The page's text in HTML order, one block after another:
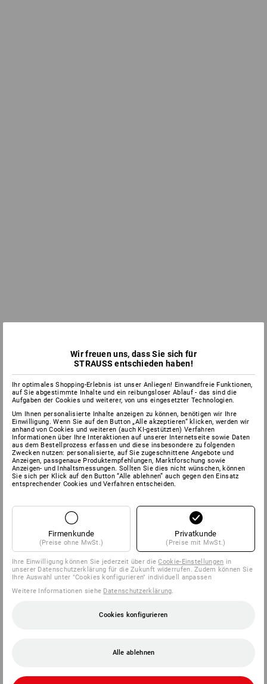
Wir freuen uns, dass Sie sich für
STRAUSS entschieden haben!
Ihr optimales Shopping-Erlebnis ist unser Anliegen! Einwandfreie Funktionen,
auf Sie abgestimmte Inhalte und ein reibungsloser Ablauf - das sind die
Aufgaben der Cookies und weiterer, von uns eingesetzter Technologien.
Um Ihnen personalisierte Inhalte anzeigen zu können, benötigen wir Ihre
Einwilligung. Wenn Sie auf den Button „Alle akzeptieren“ klicken, werden wir
anhand von Cookies und weiteren (auch KI-gestützten) Verfahren
Informationen über Ihre Interaktionen auf unserer Internetseite sowie Daten
aus dem Bestellprozess erfassen und diese insbesondere zu folgenden
Zwecken nutzen: personalisierte, auf Sie zugeschnittene Angebote und
Anzeigen, passgenaue Produktempfehlungen, Marktforschung sowie
Anzeigen- und Inhaltsmessungen. Sollten Sie dies nicht wünschen, können
Sie sich per Klick auf den Button “Alle ablehnen” auch gegen den Einsatz
entsprechender Cookies und Verfahren entscheiden.
Firmenkunde
(Preise ohne MwSt.)
Privatkunde
(Preise mit MwSt.)
Ihre Einwilligung können Sie jederzeit über dieCookie-Einstellungen in
unserer Datenschutzerklärung für die Zukunft widerrufen. Zudem können Sie
Ihre Auswahl unter "Cookies konfigurieren" individuell anpassen
Weitere Informationen siehe Datenschutzerklärung
Cookies konfigurieren
Alle ablehnen